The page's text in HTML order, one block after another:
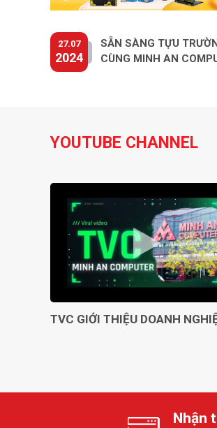
27.07
2024
SẴN SÀNG TỰU
CÙNG MINH AN
YOUTUBE CHANNEL
TVC GIỚI THIỆU DOANH
Nhận